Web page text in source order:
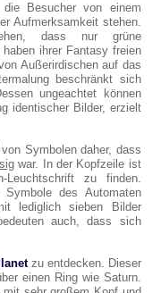
Besucher von einem
Aufmerksamkeit stehen.
dass nur grüne
ihrer Fantasy freien
Außerirdischen auf das
beschränkt sich
ungeachtet können
identischer Bilder, erzielt
Symbolen daher, dass
war. In der Kopfzeile ist
zu finden.
des Automaten
lediglich sieben Bilder
auch, dass sich
zu entdecken. Dieser
einen Ring wie Saturn.